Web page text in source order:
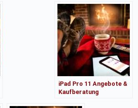
iPad Pro 11 Angebote &
Kaufberatung